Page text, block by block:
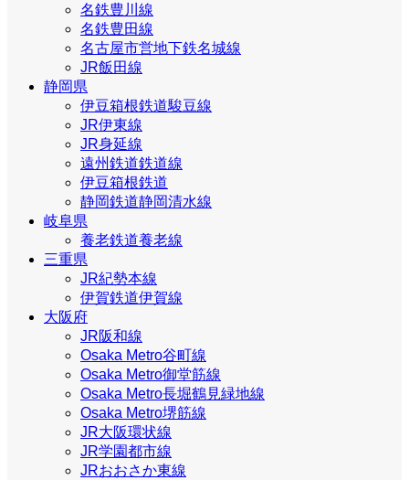
名鉄豊川線
名鉄豊田線
名古屋市営地下鉄名城線
JR飯田線
静岡県
伊豆箱根鉄道駿豆線
JR伊東線
JR身延線
遠州鉄道鉄道線
伊豆箱根鉄道
静岡鉄道静岡清水線
岐阜県
養老鉄道養老線
三重県
JR紀勢本線
伊賀鉄道伊賀線
大阪府
JR阪和線
Osaka Metro谷町線
Osaka Metro御堂筋線
Osaka Metro長堀鶴見緑地線
Osaka Metro堺筋線
JR大阪環状線
JR学園都市線
JRおおさか東線